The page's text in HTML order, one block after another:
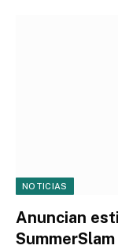
NOTICIAS
Anuncian
SummerSlam